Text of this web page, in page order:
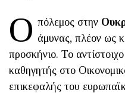
Ο πόλεμος στην
άμυνας, πλέον ως
προσκήνιο. Το
καθηγητής στο
επικεφαλής του